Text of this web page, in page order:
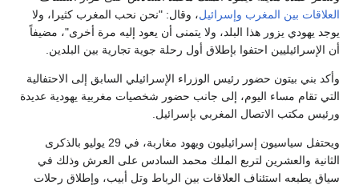
"نحن نحب المغرب كثيرا، ولا
أن يعود إليه مرة أخرى"، مضيفاً
جوية تجارية بين البلدين.
السابق إلى الاحتفالية
شخصيات مغربية يهودية عديدة
ويحتفل سياسيون إسرائيليون ويهود مغاربة، في 29 يوليو بالذكرى
السادس على العرش وذلك في
وتل أبيب، وإطلاق رحلات